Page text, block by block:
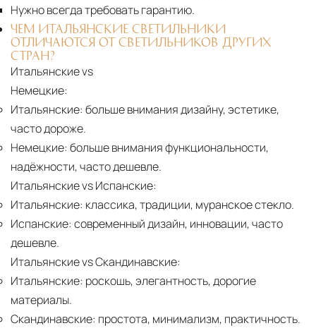
Нужно всегда требовать гарантию.
ЧЕМ ИТАЛЬЯНСКИЕ СВЕТИЛЬНИКИ
ОТЛИЧАЮТСЯ ОТ СВЕТИЛЬНИКОВ ДРУГИХ
СТРАН?
Итальянские vs
Немецкие:
Итальянские: больше внимания дизайну, эстетике,
часто дороже.
Немецкие: больше внимания функциональности,
надёжности, часто дешевле.
Итальянские vs Испанские:
Итальянские: классика, традиции, муранское стекло.
Испанские: современный дизайн, инновации, часто
дешевле.
Итальянские vs Скандинавские:
Итальянские: роскошь, элегантность, дорогие
материалы.
Скандинавские: простота, минимализм, практичность.